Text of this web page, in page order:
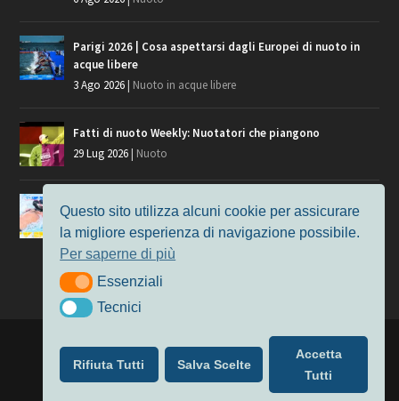
Parigi 2026 | Cosa aspettarsi dagli Europei di nuoto in
acque libere
3 Ago 2026| Nuoto in acque libere
Fatti di nuoto Weekly: Nuotatori che piangono
29 Lug 2026| Nuoto
Giochi del Mediterraneo, i convocati del nuoto per
9 Lug 2026
Nuoto
| Alimentato da
Nuoto
MasterS Podcast Il Nuoto in Cifre
Privacy & Cookie Policy
Questo sito utilizza alcuni cookie per assicurare
la migliore esperienza di navigazione possibile.
Per saperne di più
EssenzialiEssenziali
TecniciTecnici
Rifiuta Tutti Salva Scelte
Accetta
Tutti